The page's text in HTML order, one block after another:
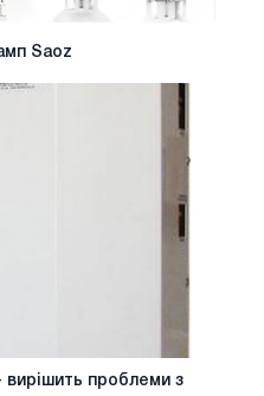
Saoz
вирішить проблеми з